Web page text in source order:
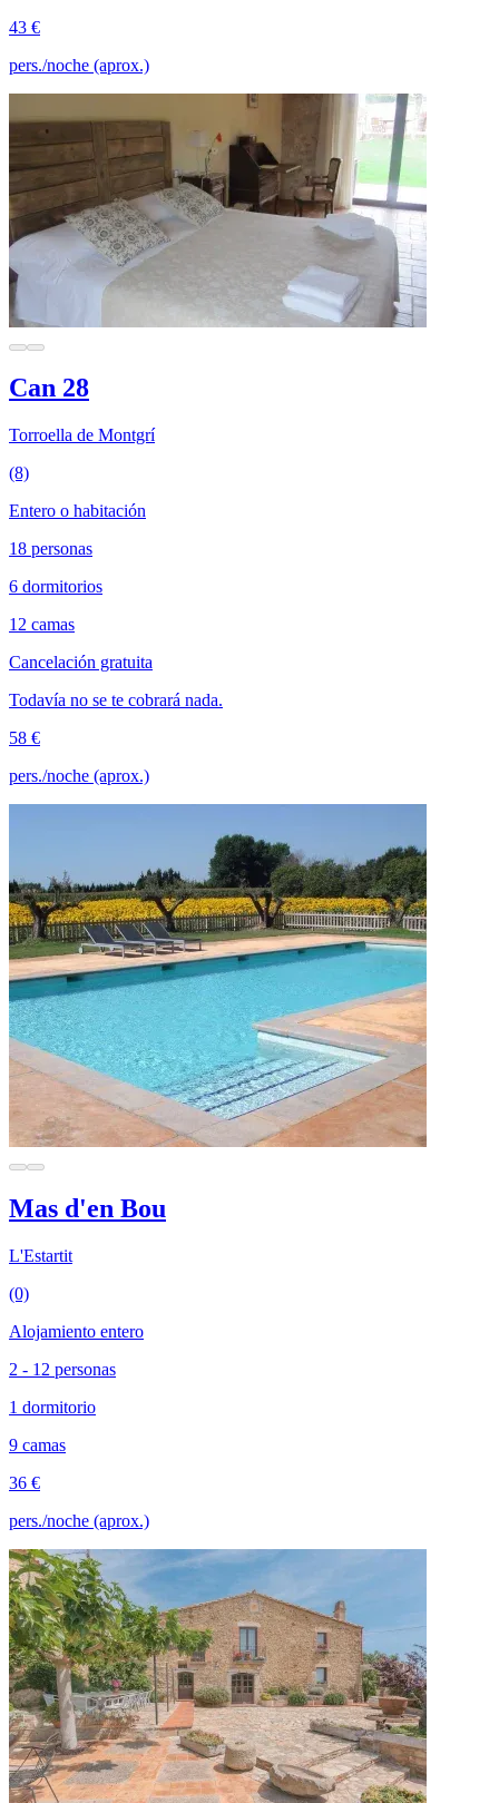
43 €
pers./noche (aprox.)
Can 28
Torroella de Montgrí
(8)
Entero o habitación
18 personas
6 dormitorios
12 camas
Cancelación gratuita
Todavía no se te cobrará nada.
58 €
pers./noche (aprox.)
Mas d'en Bou
L'Estartit
(0)
Alojamiento entero
2 - 12 personas
1 dormitorio
9 camas
36 €
pers./noche (aprox.)